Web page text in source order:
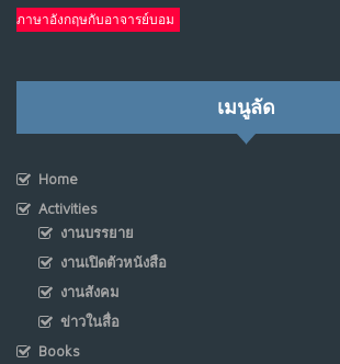
ภาษาอังกฤษกับอาจารย์บอม
เมนูลัด
Home
Activities
งานบรรยาย
งานเปิดตัวหนังสือ
งานสังคม
ข่าวในสื่อ
Books